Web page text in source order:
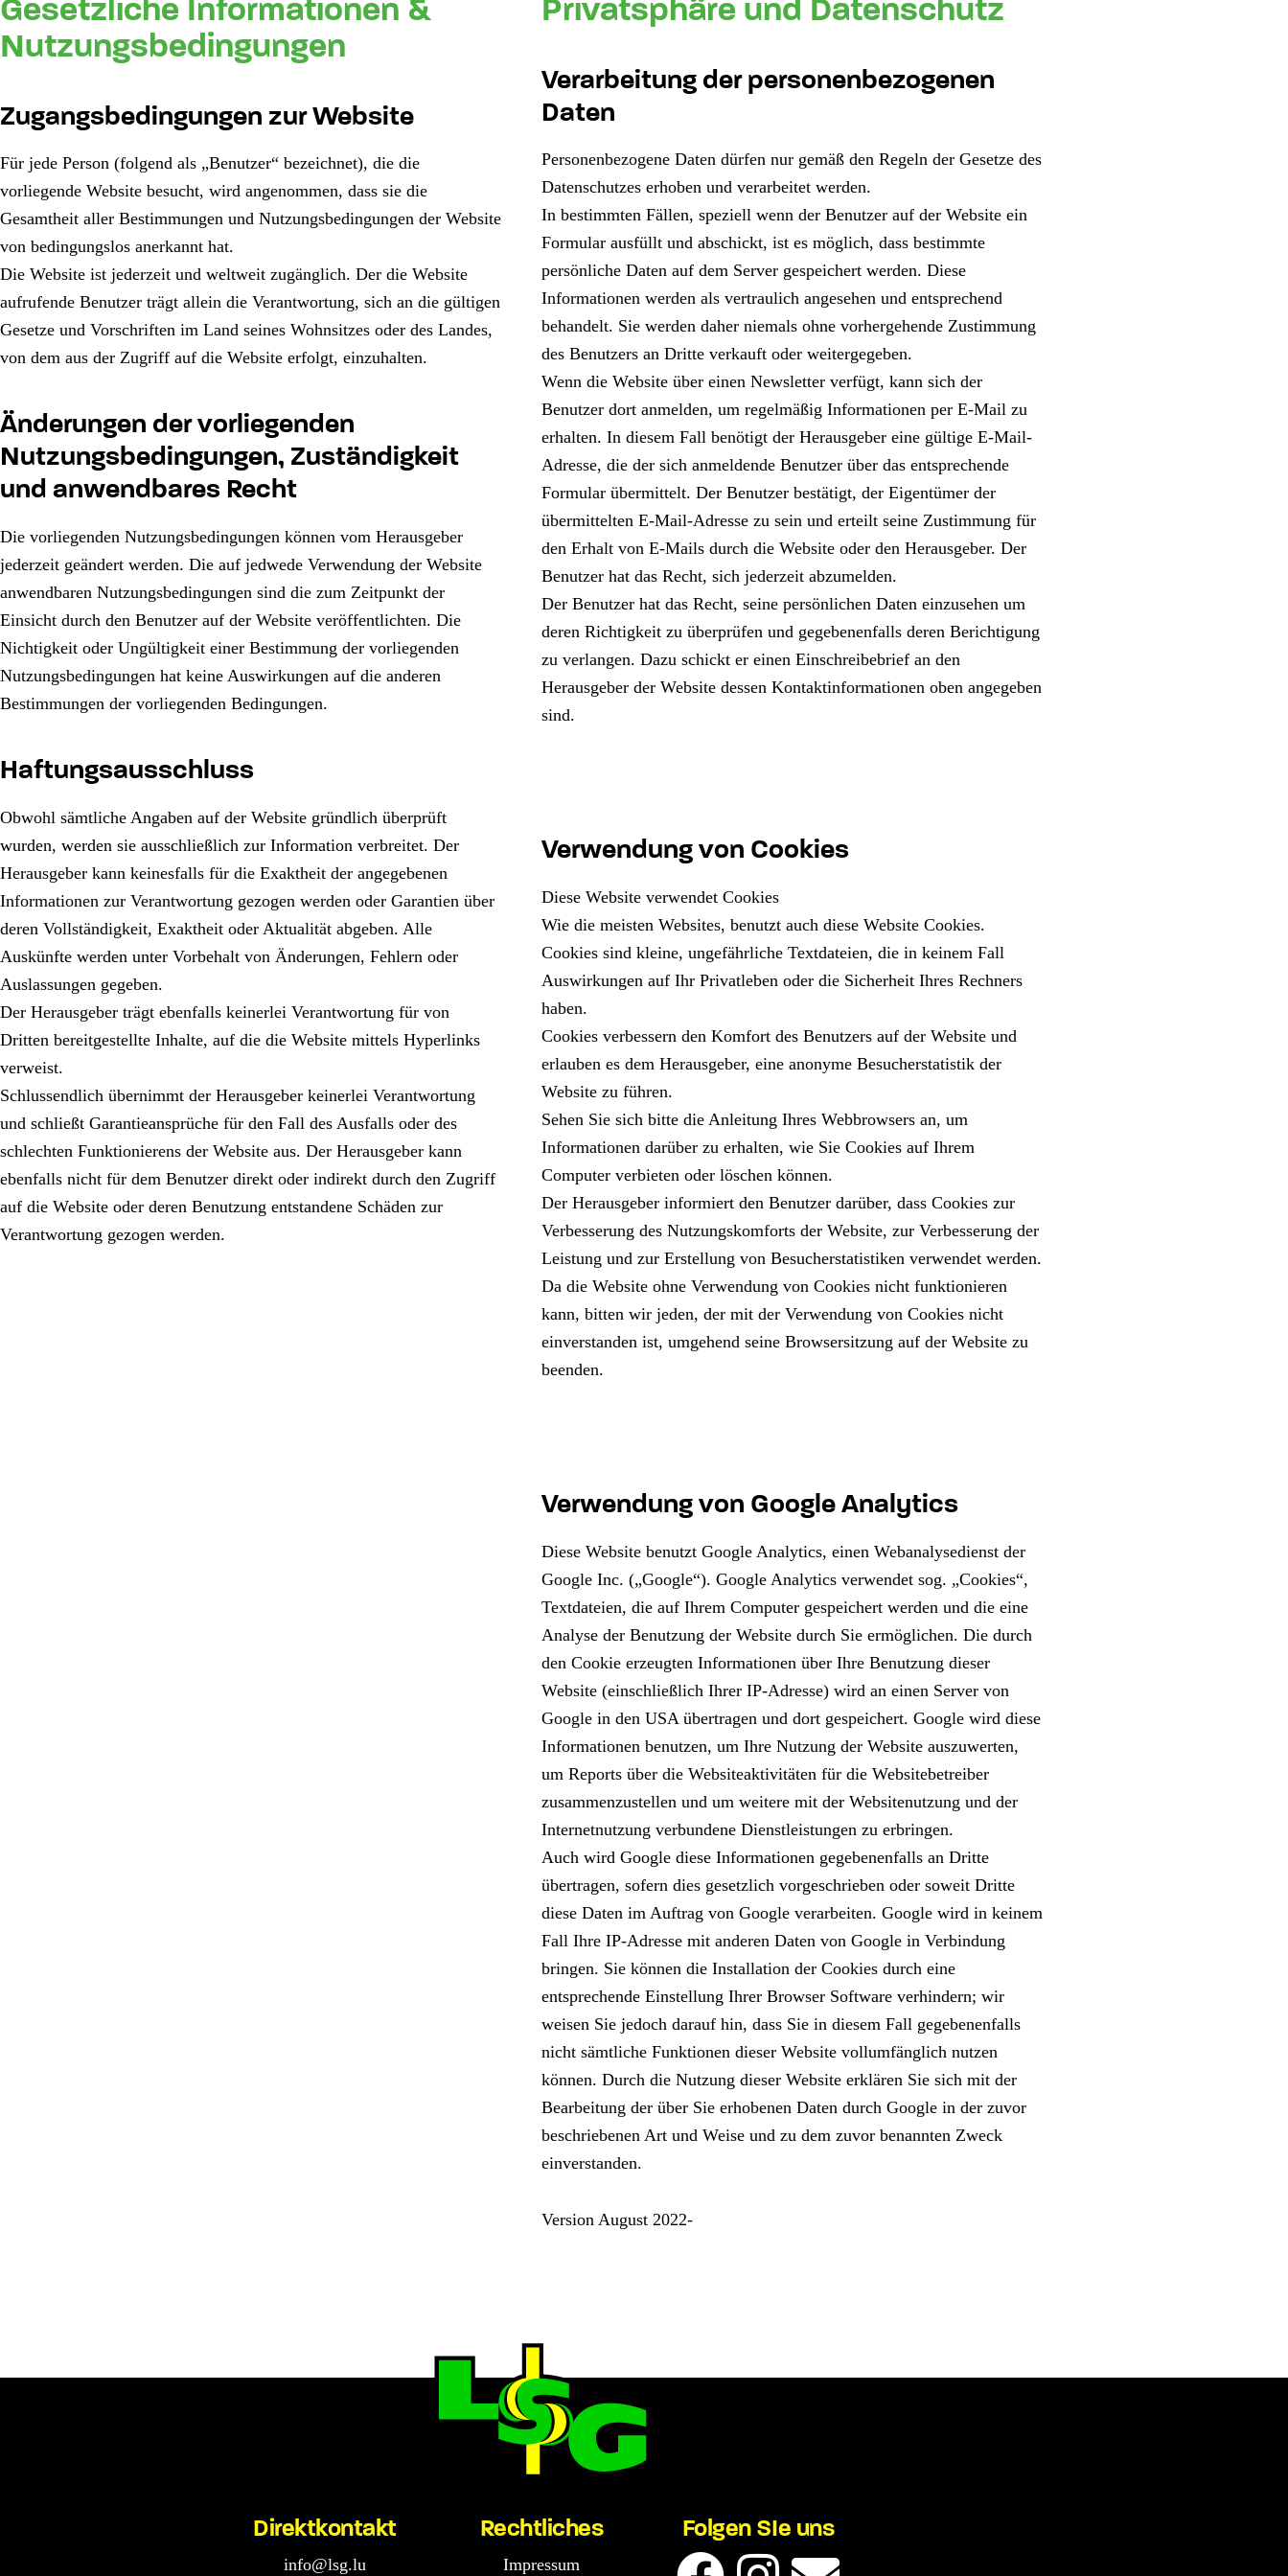
Gesetzliche Informationen &
Nutzungsbedingungen
Zugangsbedingungen zur Website
Für jede Person (folgend als „Benutzer“ bezeichnet), die die
vorliegende Website besucht, wird angenommen, dass sie die
Gesamtheit aller Bestimmungen und Nutzungsbedingungen der Website
von bedingungslos anerkannt hat.
Die Website ist jederzeit und weltweit zugänglich. Der die Website
aufrufende Benutzer trägt allein die Verantwortung, sich an die gültigen
Gesetze und Vorschriften im Land seines Wohnsitzes oder des Landes,
von dem aus der Zugriff auf die Website erfolgt, einzuhalten.
Änderungen der vorliegenden
Nutzungsbedingungen, Zuständigkeit
und anwendbares Recht
Die vorliegenden Nutzungsbedingungen können vom Herausgeber
jederzeit geändert werden. Die auf jedwede Verwendung der Website
anwendbaren Nutzungsbedingungen sind die zum Zeitpunkt der
Einsicht durch den Benutzer auf der Website veröffentlichten. Die
Nichtigkeit oder Ungültigkeit einer Bestimmung der vorliegenden
Nutzungsbedingungen hat keine Auswirkungen auf die anderen
Bestimmungen der vorliegenden Bedingungen.
Haftungsausschluss
Obwohl sämtliche Angaben auf der Website gründlich überprüft
wurden, werden sie ausschließlich zur Information verbreitet. Der
Herausgeber kann keinesfalls für die Exaktheit der angegebenen
Informationen zur Verantwortung gezogen werden oder Garantien über
deren Vollständigkeit, Exaktheit oder Aktualität abgeben. Alle
Auskünfte werden unter Vorbehalt von Änderungen, Fehlern oder
Auslassungen gegeben.
Der Herausgeber trägt ebenfalls keinerlei Verantwortung für von
Dritten bereitgestellte Inhalte, auf die die Website mittels Hyperlinks
verweist.
Schlussendlich übernimmt der Herausgeber keinerlei Verantwortung
und schließt Garantieansprüche für den Fall des Ausfalls oder des
schlechten Funktionierens der Website aus. Der Herausgeber kann
ebenfalls nicht für dem Benutzer direkt oder indirekt durch den Zugriff
auf die Website oder deren Benutzung entstandene Schäden zur
Verantwortung gezogen werden.
Privatsphäre und Datenschutz
Verarbeitung der personenbezogenen
Daten
Personenbezogene Daten dürfen nur gemäß den Regeln der Gesetze des
Datenschutzes erhoben und verarbeitet werden.
In bestimmten Fällen, speziell wenn der Benutzer auf der Website ein
Formular ausfüllt und abschickt, ist es möglich, dass bestimmte
persönliche Daten auf dem Server gespeichert werden. Diese
Informationen werden als vertraulich angesehen und entsprechend
behandelt. Sie werden daher niemals ohne vorhergehende Zustimmung
des Benutzers an Dritte verkauft oder weitergegeben.
Wenn die Website über einen Newsletter verfügt, kann sich der
Benutzer dort anmelden, um regelmäßig Informationen per E-Mail zu
erhalten. In diesem Fall benötigt der Herausgeber eine gültige E-Mail-
Adresse, die der sich anmeldende Benutzer über das entsprechende
Formular übermittelt. Der Benutzer bestätigt, der Eigentümer der
übermittelten E-Mail-Adresse zu sein und erteilt seine Zustimmung für
den Erhalt von E-Mails durch die Website oder den Herausgeber. Der
Benutzer hat das Recht, sich jederzeit abzumelden.
Der Benutzer hat das Recht, seine persönlichen Daten einzusehen um
deren Richtigkeit zu überprüfen und gegebenenfalls deren Berichtigung
zu verlangen. Dazu schickt er einen Einschreibebrief an den
Herausgeber der Website dessen Kontaktinformationen oben angegeben
sind.
Verwendung von Cookies
Diese Website verwendet Cookies
Wie die meisten Websites, benutzt auch diese Website Cookies.
Cookies sind kleine, ungefährliche Textdateien, die in keinem Fall
Auswirkungen auf Ihr Privatleben oder die Sicherheit Ihres Rechners
haben.
Cookies verbessern den Komfort des Benutzers auf der Website und
erlauben es dem Herausgeber, eine anonyme Besucherstatistik der
Website zu führen.
Sehen Sie sich bitte die Anleitung Ihres Webbrowsers an, um
Informationen darüber zu erhalten, wie Sie Cookies auf Ihrem
Computer verbieten oder löschen können.
Der Herausgeber informiert den Benutzer darüber, dass Cookies zur
Verbesserung des Nutzungskomforts der Website, zur Verbesserung der
Leistung und zur Erstellung von Besucherstatistiken verwendet werden.
Da die Website ohne Verwendung von Cookies nicht funktionieren
kann, bitten wir jeden, der mit der Verwendung von Cookies nicht
einverstanden ist, umgehend seine Browsersitzung auf der Website zu
beenden.
Verwendung von Google Analytics
Diese Website benutzt Google Analytics, einen Webanalysedienst der
Google Inc. („Google“). Google Analytics verwendet sog. „Cookies“,
Textdateien, die auf Ihrem Computer gespeichert werden und die eine
Analyse der Benutzung der Website durch Sie ermöglichen. Die durch
den Cookie erzeugten Informationen über Ihre Benutzung dieser
Website (einschließlich Ihrer IP-Adresse) wird an einen Server von
Google in den USA übertragen und dort gespeichert. Google wird diese
Informationen benutzen, um Ihre Nutzung der Website auszuwerten,
um Reports über die Websiteaktivitäten für die Websitebetreiber
zusammenzustellen und um weitere mit der Websitenutzung und der
Internetnutzung verbundene Dienstleistungen zu erbringen.
Auch wird Google diese Informationen gegebenenfalls an Dritte
übertragen, sofern dies gesetzlich vorgeschrieben oder soweit Dritte
diese Daten im Auftrag von Google verarbeiten. Google wird in keinem
Fall Ihre IP-Adresse mit anderen Daten von Google in Verbindung
bringen. Sie können die Installation der Cookies durch eine
entsprechende Einstellung Ihrer Browser Software verhindern; wir
weisen Sie jedoch darauf hin, dass Sie in diesem Fall gegebenenfalls
nicht sämtliche Funktionen dieser Website vollumfänglich nutzen
können. Durch die Nutzung dieser Website erklären Sie sich mit der
Bearbeitung der über Sie erhobenen Daten durch Google in der zuvor
beschriebenen Art und Weise und zu dem zuvor benannten Zweck
einverstanden.
Version August 2022-
Direktkontakt
info@lsg.lu
Rechtliches
Impressum
Folgen SIe uns